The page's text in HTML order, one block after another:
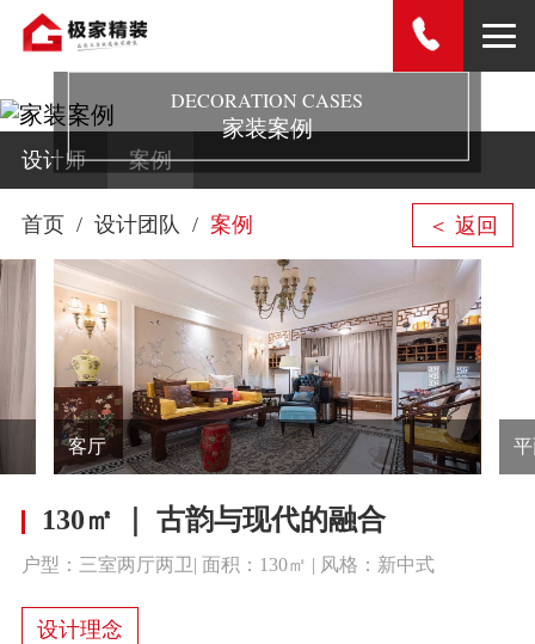
DECORATION CASES
家装案例
设计师 案例
首页 设计团队 案例 ＜ 返回
客厅
130㎡ ｜ 古韵与现代的融合
户型：三室两厅两卫| 面积：130㎡ | 风格：新中式
设计理念